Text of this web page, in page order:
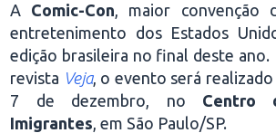
A Comic-Con, maior convenção
entretenimento dos Estados
edição brasileira no final deste ano.
revista Veja, o evento será
7 de dezembro, no Centro
Imigrantes, em São Paulo/SP.